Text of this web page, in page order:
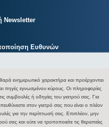
Newsletter
Ευθυνών
ενημερωτικό χαρακτήρα και προέρχονται
πηγές εγνωσμένου κύρους. Οι πληροφορίες
συμβουλές ή οδηγίες του γιατρού σας. Για
στον γιατρό σας που είναι ο πλέον
για την περίπτωσή σας. Επιπλέον, μην
σας και ούτε να τροποποιείτε τις θεραπείες